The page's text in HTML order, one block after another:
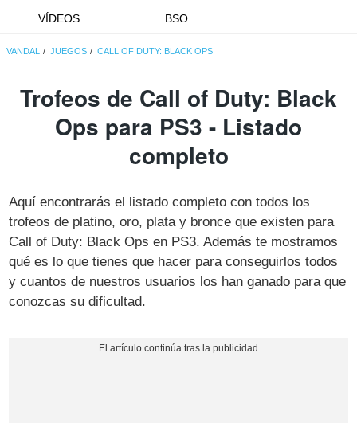
VÍDEOS
BSO
VANDAL JUEGOS CALL OF DUTY: BLACK OPS
Trofeos de Call of Duty: Black
Ops para PS3 - Listado
completo
Aquí encontrarás el listado completo con todos los
trofeos de platino, oro, plata y bronce que existen para
Call of Duty: Black Ops en PS3. Además te mostramos
qué es lo que tienes que hacer para conseguirlos todos
y cuantos de nuestros usuarios los han ganado para que
conozcas su dificultad.